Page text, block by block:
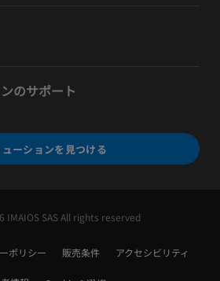
のサポート
ーションを見つける
IMAIOS SAS All rights reserved
ポリシー 販売条件 アクセシビリティ